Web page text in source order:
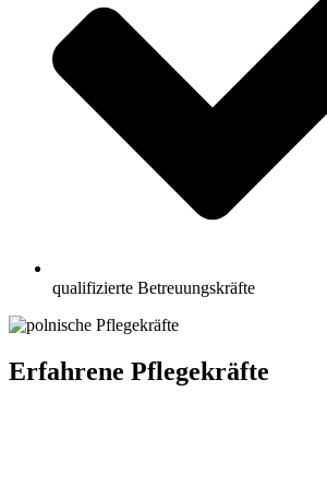
qualifizierte Betreuungskräfte
Erfahrene Pflegekräfte